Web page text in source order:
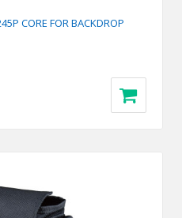
CORE FOR BACKDROP